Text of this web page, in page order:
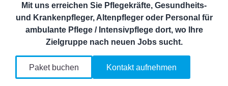
Mit uns erreichen Sie Pflegekräfte, Gesundheits-
und Krankenpfleger, Altenpfleger oder Personal für
ambulante Pflege / Intensivpflege dort, wo Ihre
Zielgruppe nach neuen Jobs sucht.
Paket buchen Kontakt aufnehmen